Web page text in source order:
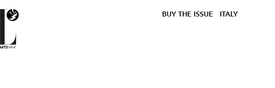
BUY THE ISSUE ITALY